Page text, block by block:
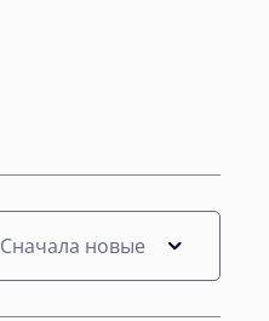
Сначала новые